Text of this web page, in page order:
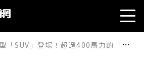
400馬力的「運動化」車型！配備「雙片」大型尾翼與霸氣空力套件的「RZ」在銷售店也成話題